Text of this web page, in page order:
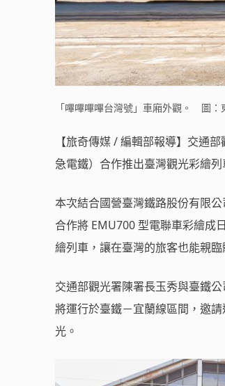
「嗶嗶嗶嗶台灣號」車廂外觀。 圖
【旅奇傳媒 / 編輯部報導】交通
急電鐵）合作推出臺灣觀光彩繪
本次結合國營臺灣鐵路股份有限
合作將 EMU700 型電聯車彩繪成
繪列車，讓在臺灣的旅客也能親臨
交通部觀光署陳署長玉秀與臺鐵
將運行於臺鐵－宜蘭線區間，邀
光。